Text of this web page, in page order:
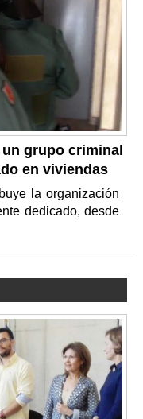
grupo criminal
en viviendas
la organización
dedicado, desde